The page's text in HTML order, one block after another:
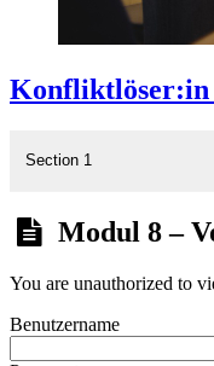
Konfliktlöser:in
Section 1
Modul 8 –
You are unauthorized to
Benutzername